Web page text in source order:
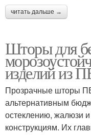
читать дальше →
Шторы для
изделий из
Прозрачные шторы
альтернативным
остеклению, жалюзи
конструкциям. Их